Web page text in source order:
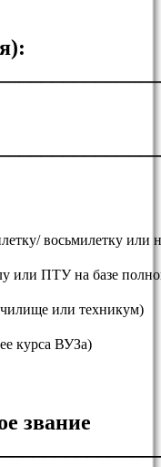
восьмилетку или
или ПТУ на базе
или техникум)
курса ВУЗа)
звание